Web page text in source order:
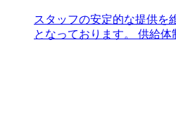
スタッフの安定的な提供を
となっております。 供給体